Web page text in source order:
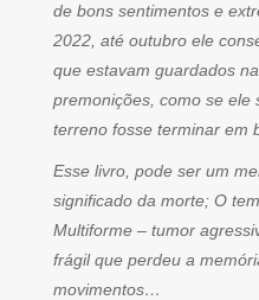
de bons sentimentos e
2022, até outubro ele
que estavam guardados
premonições, como se ele
terreno fosse terminar em
Esse livro, pode ser um
significado da morte; O
Multiforme – tumor
frágil que perdeu a
movimentos…